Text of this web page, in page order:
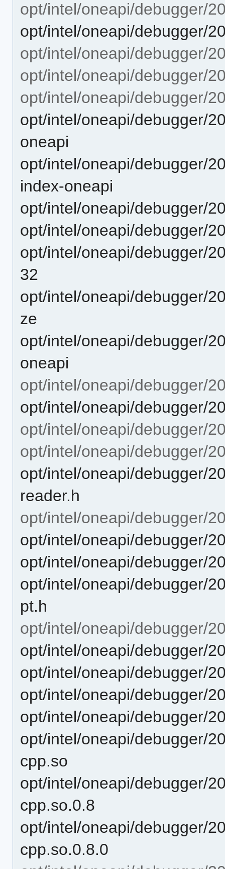
opt/intel/oneapi/debugger/
opt/intel/oneapi/debugger/
opt/intel/oneapi/debugger/
opt/intel/oneapi/debugger/
opt/intel/oneapi/debugger/
opt/intel/oneapi/debugger/
oneapi
opt/intel/oneapi/debugger/
index-oneapi
opt/intel/oneapi/debugger/
opt/intel/oneapi/debugger/
opt/intel/oneapi/debugger/
32
opt/intel/oneapi/debugger/
ze
opt/intel/oneapi/debugger/
oneapi
opt/intel/oneapi/debugger/
opt/intel/oneapi/debugger/
opt/intel/oneapi/debugger/
opt/intel/oneapi/debugger/
opt/intel/oneapi/debugger/
reader.h
opt/intel/oneapi/debugger/
opt/intel/oneapi/debugger/
opt/intel/oneapi/debugger/
opt/intel/oneapi/debugger/
pt.h
opt/intel/oneapi/debugger/
opt/intel/oneapi/debugger/
opt/intel/oneapi/debugger/
opt/intel/oneapi/debugger/
opt/intel/oneapi/debugger/
opt/intel/oneapi/debugger/
cpp.so
opt/intel/oneapi/debugger/
cpp.so.0.8
opt/intel/oneapi/debugger/
cpp.so.0.8.0